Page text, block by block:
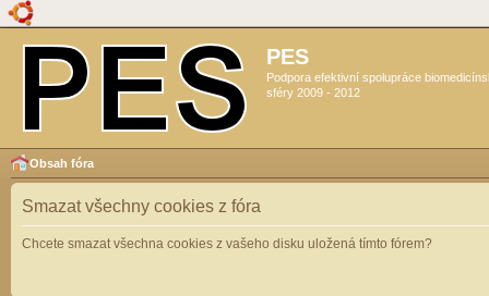
PES
Podpora efektivní spolupráce
sféry 2009 - 2012
Obsah fóra
Smazat všechny cookies z fóra
Chcete smazat všechna cookies z vašeho disku uložená tímto fórem?